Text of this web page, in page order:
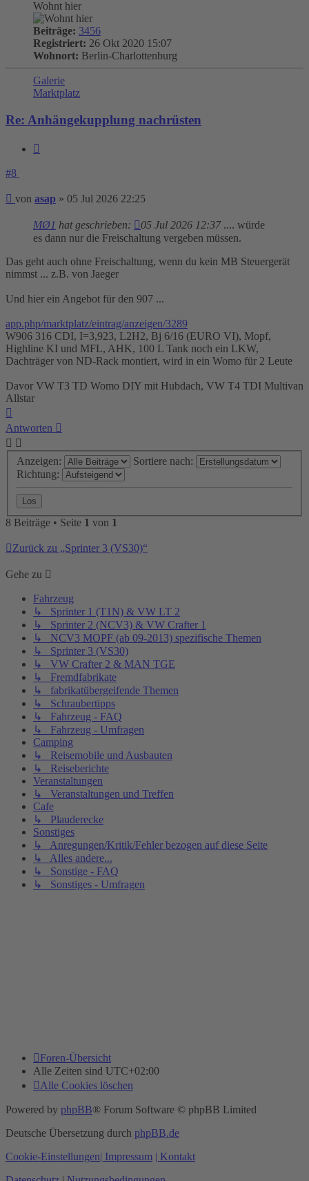
Wohnt hier
Beiträge: 3456
Registriert: 26 Okt 2020 15:07
Wohnort: Berlin-Charlottenburg
Galerie
Marktplatz
Re: Anhängekupplung nachrüsten
#8
Beitrag
von asap » 05 Jul 2026 22:25
MØ1 hat geschrieben: 05 Jul 2026 12:37.... würde
es dann nur die Freischaltung vergeben müssen.
Das geht auch ohne Freischaltung, wenn du kein MB Steuergerät
nimmst ... z.B. von Jaeger
Und hier ein Angebot für den 907 ...
app.php/marktplatz/eintrag/anzeigen/3289
W906 316 CDI, I=3,923, L2H2, Bj 6/16 (EURO VI), Mopf,
Highline KI und MFL, AHK, 100 L Tank noch ein LKW,
Dachträger von ND-Rack montiert, wird in ein Womo für 2 Leute
Davor VW T3 TD Womo DIY mit Hubdach, VW T4 TDI Multivan
Allstar
Antworten
Anzeigen:
Sortiere nach:
Richtung:
8 Beiträge • Seite 1 von 1
Zurück zu „Sprinter 3 (VS30)“
Gehe zu
Fahrzeug
↳ Sprinter 1 (T1N) & VW LT 2
↳ Sprinter 2 (NCV3) & VW Crafter 1
↳ NCV3 MOPF (ab 09-2013) spezifische Themen
↳ Sprinter 3 (VS30)
↳ VW Crafter 2 & MAN TGE
↳ Fremdfabrikate
↳ fabrikatübergeifende Themen
↳ Schraubertipps
↳ Fahrzeug - FAQ
↳ Fahrzeug - Umfragen
Camping
↳ Reisemobile und Ausbauten
↳ Reiseberichte
Veranstaltungen
↳ Veranstaltungen und Treffen
Cafe
↳ Plauderecke
Sonstiges
↳ Anregungen/Kritik/Fehler bezogen auf diese Seite
↳ Alles andere...
↳ Sonstige - FAQ
↳ Sonstiges - Umfragen
Foren-Übersicht
Alle Zeiten sind UTC+02:00
Alle Cookies löschen
Powered by phpBB® Forum Software © phpBB Limited
Deutsche Übersetzung durch phpBB.de
Cookie-Einstellungen| Impressum | Kontakt